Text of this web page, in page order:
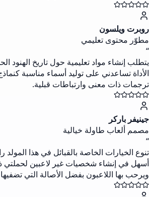
روبرت ويلسون
مطوّر محتوى تعليمي
“
يتطلب إنشاء مواد تعليمية حول تاريخ الهنود
الأداة تساعدني على توليد أسماء مناسبة كنماذج
ترجمات ذات معنى وارتباطات قبلية.
جينيفر باركر
مصمم ألعاب طاولة خيالية
“
تنوع الخيارات الخاصة بالقبائل في هذا المولد
أسهل في إنشاء شخصيات غير لاعبين لحملتي
ويرحب بها اللاعبون بفضل الأصالة التي